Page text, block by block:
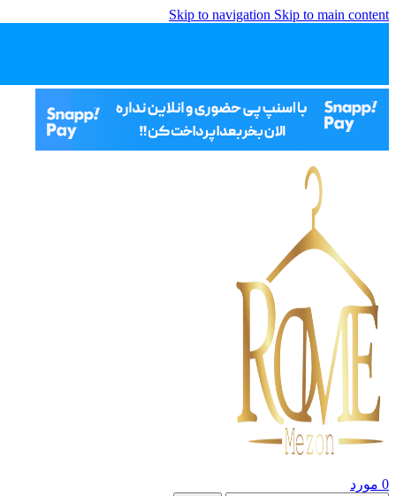
Skip to navigation Skip to main content
0 مورد